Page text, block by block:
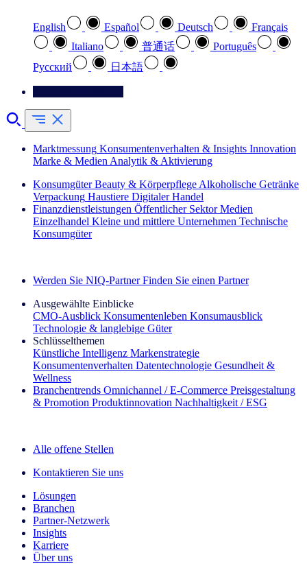
English Español Deutsch
Français
Italiano
普通话
Português
Pусский
日本語
Marktmessung Konsumentenverhalten & Insights Innovation
Marke & Medien Analytik & Aktivierung
Konsumgüter Beauty & Körperpflege Alkoholische Getränke
Verpackung Haustiere Digitaler Handel
Finanzdienstleistungen Öffentlicher Sektor Medien
Einzelhandel Kleine und mittlere Unternehmen Technische
Konsumgüter
Werden Sie NIQ-Partner Finden Sie einen Partner
Ausgewählte Einblicke
CMO‑Ausblick Konsumentenleben Konsumausblick
Technologie & langlebige Güter
Schlüsselthemen
Künstliche Intelligenz Markenstrategie
Konsumentenverhalten Datentechnologie Gesundheit &
Wellness
Branchentrends Omnichannel / E‑Commerce Preisgestaltung
& Promotion Produktinnovation Nachhaltigkeit / ESG
Alle offene Stellen
Kontaktieren Sie uns
Lösungen
Branchen
Partner-Netzwerk
Insights
Karriere
Über uns